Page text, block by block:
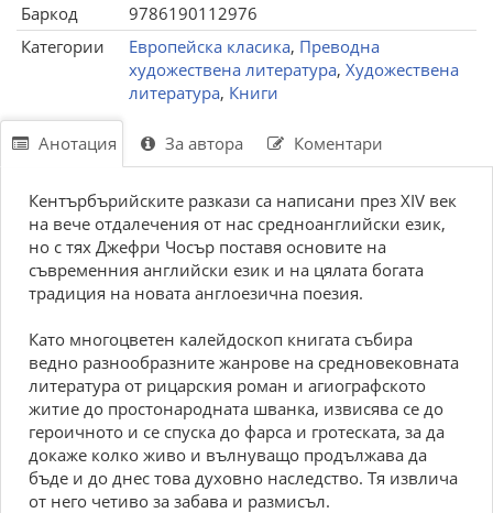
Баркод
9786190112976
Категории
Европейска класика, Преводна
художествена литература, Художествена
литература, Книги
Анотация За автора Коментари
Кентърбърийските разкази са написани през XIV век
на вече отдалечения от нас средноанглийски език,
но с тях Джефри Чосър поставя основите на
съвременния английски език и на цялата богата
традиция на новата англоезична поезия.
Като многоцветен калейдоскоп книгата събира
ведно разнообразните жанрове на средновековната
литература от рицарския роман и агиографското
житие до простонародната шванка, извисява се до
героичното и се спуска до фарса и гротеската, за да
докаже колко живо и вълнуващо продължава да
бъде и до днес това духовно наследство. Тя извлича
от него четиво за забава и размисъл.